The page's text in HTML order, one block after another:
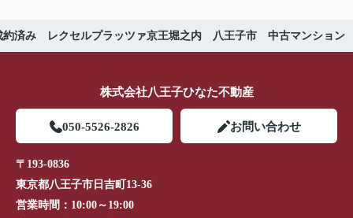
約済み レクセルプラッツァ京王堀之内 八王子市 中古マンション
株式会社八王子ひなた不動産
050-5526-2826 お問い合わせ
〒193-0836
東京都八王子市日吉町13-36
営業時間： 10:00～19:00